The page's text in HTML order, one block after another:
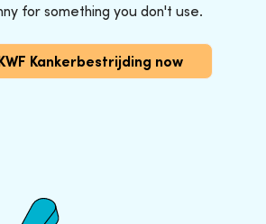
for something you don't use.
Kankerbestrijding now